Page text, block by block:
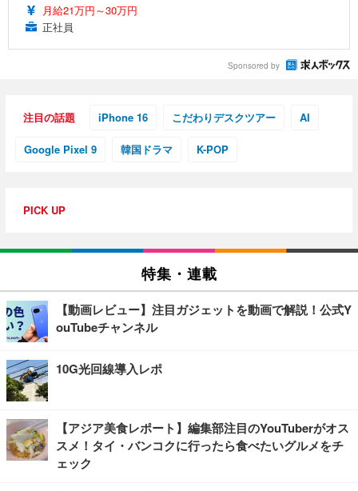
月給21万円～30万円
正社員
Sponsored by
注目の話題 iPhone 16 こだわりデスクツアー AI
Google Pixel 9 韓国ドラマ K-POP
PICK UP
特集・連載
【動画レビュー】注目ガジェットを動画で解説！公式Y
ouTubeチャンネル
10G光回線導入レポ
【アジア美食レポート】編集部注目のYouTuberがオス
スメ！タイ・バンコクに行ったら食べたいグルメをチ
ェック